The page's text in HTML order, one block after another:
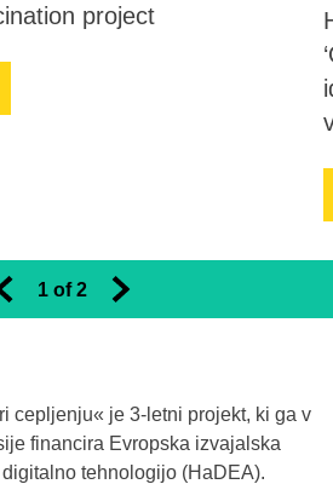
project
1 of 2
cepljenju« je 3-letni projekt, ki ga v
financira Evropska izvajalska
tehnologijo (HaDEA).